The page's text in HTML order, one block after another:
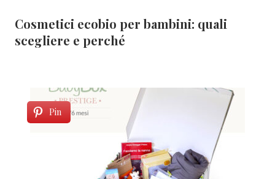
Cosmetici ecobio per bambini: quali
scegliere e perché
Pin